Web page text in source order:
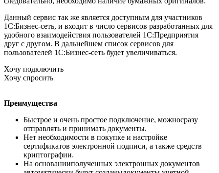
Данный сервис так же является доступным для участников
1С:Бизнес-сеть, и входит в число сервисов разработанных для
удобного взаимодействия пользователей 1С:Предприятия
друг с другом. В дальнейшем список сервисов для
пользователей 1С:Бизнес-сеть будет увеличиваться.
Хочу подключить
Хочу спросить
Преимущества
Быстрое и очень простое подключение, можносразу
отправлять и принимать документы.
Нет необходимости в покупке и настройке
сертификатов электронной подписи, а также средств
криптографии.
На основанииполученных электронных документов